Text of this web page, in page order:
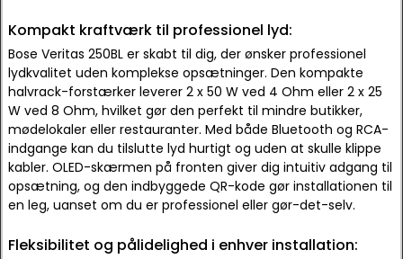
Kompakt kraftværk til professionel lyd:
Bose Veritas 250BL er skabt til dig, der ønsker professionel
lydkvalitet uden komplekse opsætninger. Den kompakte
halvrack-forstærker leverer 2 x 50 W ved 4 Ohm eller 2 x 25
W ved 8 Ohm, hvilket gør den perfekt til mindre butikker,
mødelokaler eller restauranter. Med både Bluetooth og RCA-
indgange kan du tilslutte lyd hurtigt og uden at skulle klippe
kabler. OLED-skærmen på fronten giver dig intuitiv adgang til
opsætning, og den indbyggede QR-kode gør installationen til
en leg, uanset om du er professionel eller gør-det-selv.
Fleksibilitet og pålidelighed i enhver installation: